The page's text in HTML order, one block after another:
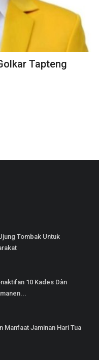
Tapteng
Tombak Untuk
10 Kades Dàn
Manfaat Jaminan Hari Tua